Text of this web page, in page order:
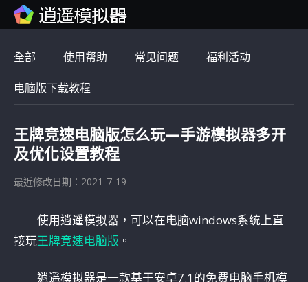
全部 使用帮助 常见问题 福利活动
电脑版下载教程
王牌竞速电脑版怎么玩—手游模拟器多开
及优化设置教程
最近修改日期：2021-7-19
使用逍遥模拟器，可以在电脑windows系统上直
接玩王牌竞速电脑版 。
逍遥模拟器是一款基于安卓7.1的免费电脑手机模